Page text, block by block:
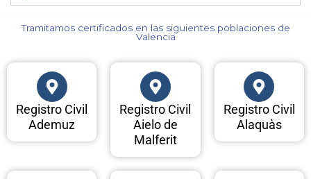
Tramitamos certificados en las siguientes poblaciones de
Valencia​
Registro Civil
Ademuz
Registro Civil
Aielo de
Malferit
Registro Civil
Alaquàs